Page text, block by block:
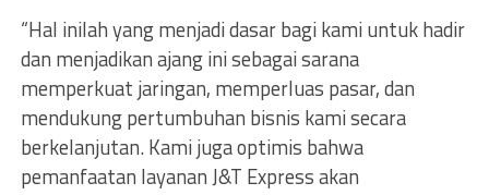
“Hal inilah yang menjadi dasar bagi kami untuk hadir
dan menjadikan ajang ini sebagai sarana
memperkuat jaringan, memperluas pasar, dan
mendukung pertumbuhan bisnis kami secara
berkelanjutan. Kami juga optimis bahwa
pemanfaatan layanan J&T Express akan